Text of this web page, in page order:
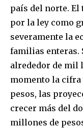
país del norte. El
por la ley como
severamente la
familias enteras.
alrededor de mil
momento la cifra
pesos, las
crecer más del
millones de